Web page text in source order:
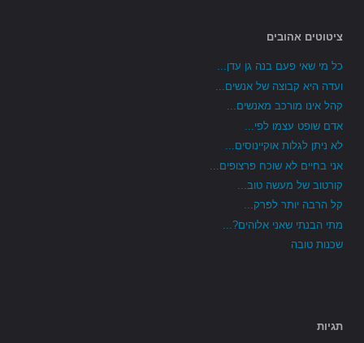
ציטוטים אהובים
כל מי שאי פעם בנה גן עדן...
ועדה היא קבוצה של אנשים...
קהל אינו מורכב מאנשים...
אדם שופט עצמו לפי...
לא ניתן לגלות אוקיינוסים...
אני בחיים לא שוכח פרצופים...
קורטוב של מעשה טוב...
קל הרבה יותר לפרק...
מתי הבנתי שאני אלוהים?...
שכנות טובה
תגיות